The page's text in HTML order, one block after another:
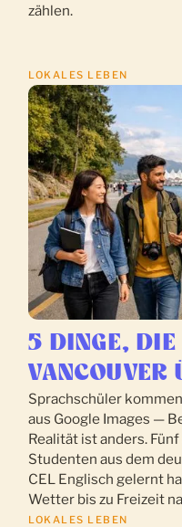
zählen.
LOKALES LEBEN
5 DINGE, DIE
VANCOUVER
Sprachschüler
aus Google Images —
Realität ist anders.
Studenten aus dem
CEL Englisch gelernt
Wetter bis zu Freizeit
LOKALES LEBEN